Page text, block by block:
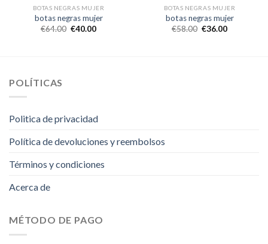
BOTAS NEGRAS MUJER
botas negras mujer
€64.00 €40.00
BOTAS NEGRAS MUJER
botas negras mujer
€58.00 €36.00
POLÍTICAS
Politica de privacidad
Política de devoluciones y reembolsos
Términos y condiciones
Acerca de
MÉTODO DE PAGO